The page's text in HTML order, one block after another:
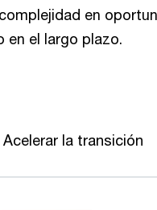
en
en el largo plazo.
Acelerar la transición